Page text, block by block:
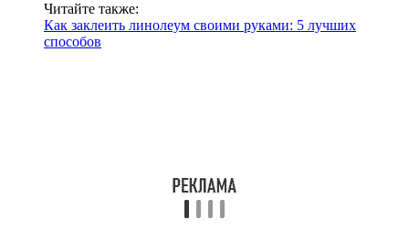
Читайте также:
Как заклеить линолеум своими руками: 5 лучших
способов